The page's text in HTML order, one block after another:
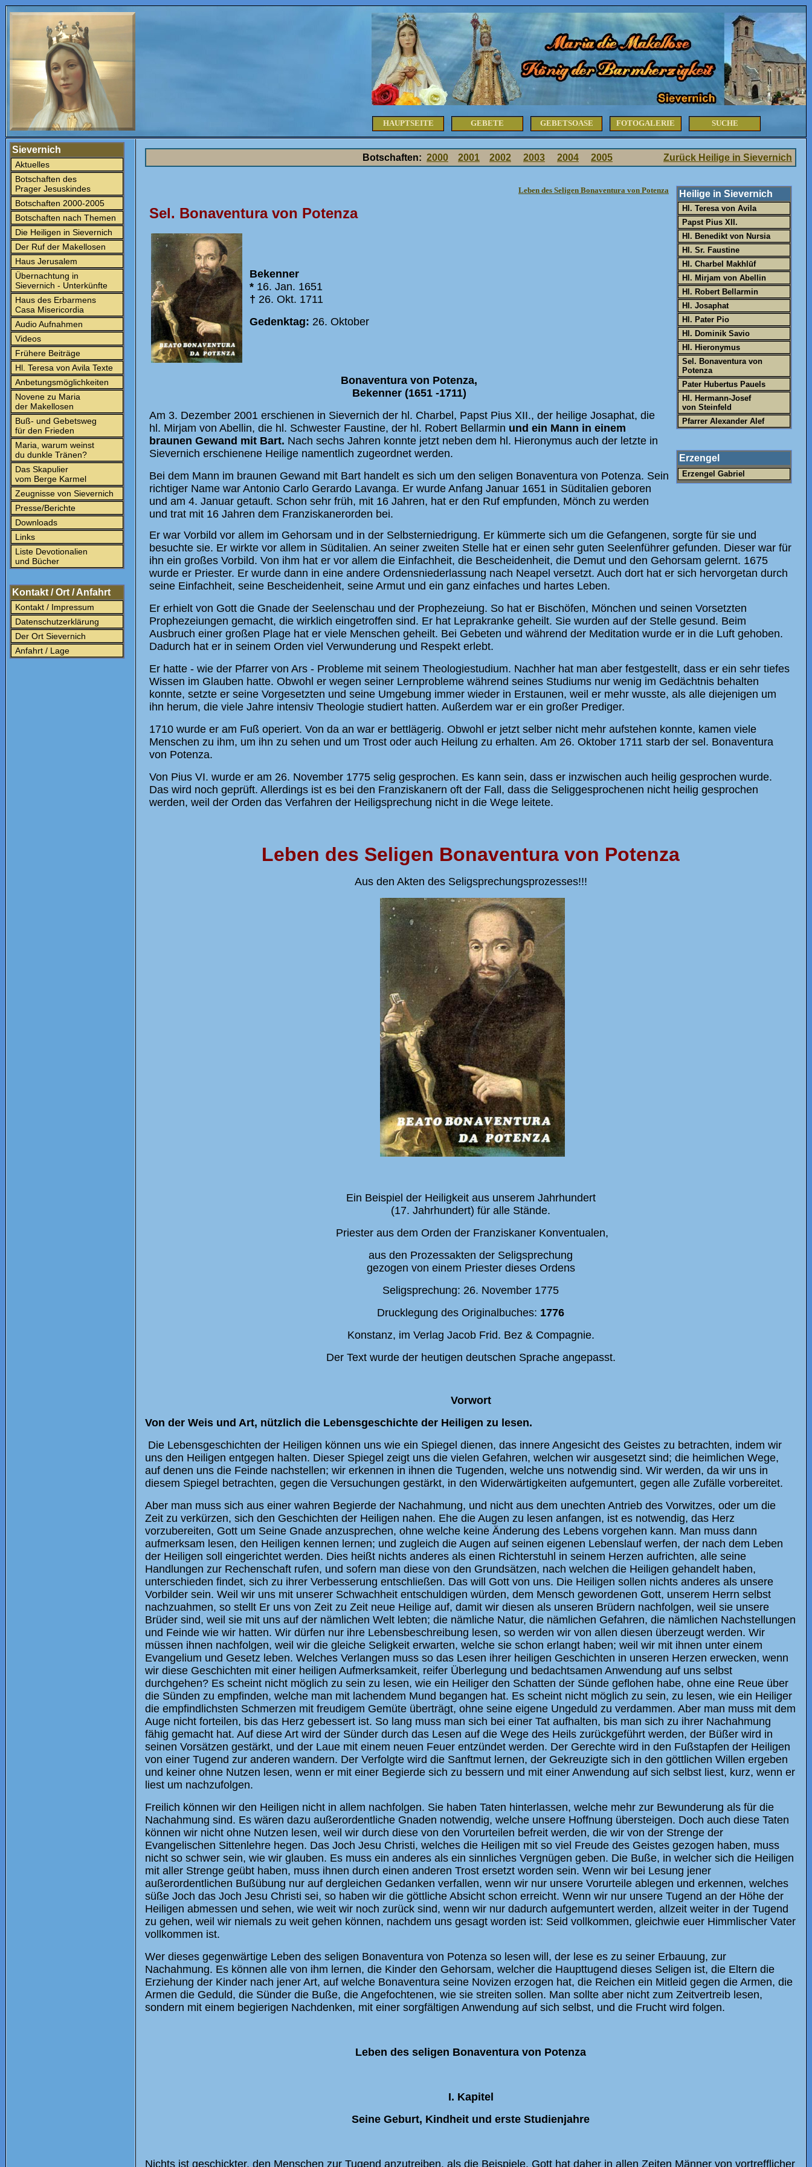
HAUPTSEITE GEBETE GEBETSOASE FOTOGALERIE SUCHE
Sievernich
Aktuelles
Botschaften des
Prager Jesuskindes
Botschaften 2000-2005
Botschaften nach Themen
Die Heiligen in Sievernich
Der Ruf der Makellosen
Haus Jerusalem
Übernachtung in
Sievernich - Unterkünfte
Haus des Erbarmens
Casa Misericordia
Audio Aufnahmen
Videos
Frühere Beiträge
Hl. Teresa von Avila Texte
Anbetungsmöglichkeiten
Novene zu Maria
der Makellosen
Buß- und Gebetsweg
für den Frieden
Maria, warum weinst
du dunkle Tränen?
Das Skapulier
vom Berge Karmel
Zeugnisse von Sievernich
Presse/Berichte
Downloads
Links
Liste Devotionalien
und Bücher
Kontakt / Ort / Anfahrt
Kontakt / Impressum
Datenschutzerklärung
Der Ort Sievernich
Anfahrt / Lage
Botschaften: 2000 2001 2002 2003 2004 2005 Zurück Heilige in Sievernich
Leben des Seligen Bonaventura von Potenza
Sel. Bonaventura von Potenza
Bekenner
* 16. Jan. 1651
† 26. Okt. 1711
Gedenktag: 26. Oktober
Bonaventura von Potenza,
Bekenner (1651 -1711)
Am 3. Dezember 2001 erschienen in Sievernich der hl. Charbel, Papst Pius XII., der heilige Josaphat, die
hl. Mirjam von Abellin, die hl. Schwester Faustine, der hl. Robert Bellarmin und ein Mann in einem
braunen Gewand mit Bart. Nach sechs Jahren konnte jetzt neben dem hl. Hieronymus auch der letzte in
Sievernich erschienene Heilige namentlich zugeordnet werden.
Bei dem Mann im braunen Gewand mit Bart handelt es sich um den seligen Bonaventura von Potenza. Sein
richtiger Name war Antonio Carlo Gerardo Lavanga. Er wurde Anfang Januar 1651 in Süditalien geboren
und am 4. Januar getauft. Schon sehr früh, mit 16 Jahren, hat er den Ruf empfunden, Mönch zu werden
und trat mit 16 Jahren dem Franziskanerorden bei.
Heilige in Sievernich
Hl. Teresa von Avila
Papst Pius XII.
Hl. Benedikt von Nursia
Hl. Sr. Faustine
Hl. Charbel Makhlūf
Hl. Mirjam von Abellin
Hl. Robert Bellarmin
Hl. Josaphat
Hl. Pater Pio
Hl. Dominik Savio
Hl. Hieronymus
Sel. Bonaventura von
Potenza
Pater Hubertus Pauels
Hl. Hermann-Josef
von Steinfeld
Pfarrer Alexander Alef
Erzengel
Erzengel Gabriel
Er war Vorbild vor allem im Gehorsam und in der Selbsterniedrigung. Er kümmerte sich um die Gefangenen, sorgte für sie und
besuchte sie. Er wirkte vor allem in Süditalien. An seiner zweiten Stelle hat er einen sehr guten Seelenführer gefunden. Dieser war für
ihn ein großes Vorbild. Von ihm hat er vor allem die Einfachheit, die Bescheidenheit, die Demut und den Gehorsam gelernt. 1675
wurde er Priester. Er wurde dann in eine andere Ordensniederlassung nach Neapel versetzt. Auch dort hat er sich hervorgetan durch
seine Einfachheit, seine Bescheidenheit, seine Armut und ein ganz einfaches und hartes Leben.
Er erhielt von Gott die Gnade der Seelenschau und der Prophezeiung. So hat er Bischöfen, Mönchen und seinen Vorsetzten
Prophezeiungen gemacht, die wirklich eingetroffen sind. Er hat Leprakranke geheilt. Sie wurden auf der Stelle gesund. Beim
Ausbruch einer großen Plage hat er viele Menschen geheilt. Bei Gebeten und während der Meditation wurde er in die Luft gehoben.
Dadurch hat er in seinem Orden viel Verwunderung und Respekt erlebt.
Er hatte - wie der Pfarrer von Ars - Probleme mit seinem Theologiestudium. Nachher hat man aber festgestellt, dass er ein sehr tiefes
Wissen im Glauben hatte. Obwohl er wegen seiner Lernprobleme während seines Studiums nur wenig im Gedächtnis behalten
konnte, setzte er seine Vorgesetzten und seine Umgebung immer wieder in Erstaunen, weil er mehr wusste, als alle diejenigen um
ihn herum, die viele Jahre intensiv Theologie studiert hatten. Außerdem war er ein großer Prediger.
1710 wurde er am Fuß operiert. Von da an war er bettlägerig. Obwohl er jetzt selber nicht mehr aufstehen konnte, kamen viele
Menschen zu ihm, um ihn zu sehen und um Trost oder auch Heilung zu erhalten. Am 26. Oktober 1711 starb der sel. Bonaventura
von Potenza.
Von Pius VI. wurde er am 26. November 1775 selig gesprochen. Es kann sein, dass er inzwischen auch heilig gesprochen wurde.
Das wird noch geprüft. Allerdings ist es bei den Franziskanern oft der Fall, dass die Seliggesprochenen nicht heilig gesprochen
werden, weil der Orden das Verfahren der Heiligsprechung nicht in die Wege leitete.
Leben des Seligen Bonaventura von Potenza
Aus den Akten des Seligsprechungsprozesses!!!
Ein Beispiel der Heiligkeit aus unserem Jahrhundert
(17. Jahrhundert) für alle Stände.
Priester aus dem Orden der Franziskaner Konventualen,
aus den Prozessakten der Seligsprechung
gezogen von einem Priester dieses Ordens
Seligsprechung: 26. November 1775
Drucklegung des Originalbuches: 1776
Konstanz, im Verlag Jacob Frid. Bez & Compagnie.
Der Text wurde der heutigen deutschen Sprache angepasst.
Vorwort
Von der Weis und Art, nützlich die Lebensgeschichte der Heiligen zu lesen.
Die Lebensgeschichten der Heiligen können uns wie ein Spiegel dienen, das innere Angesicht des Geistes zu betrachten, indem wir
uns den Heiligen entgegen halten. Dieser Spiegel zeigt uns die vielen Gefahren, welchen wir ausgesetzt sind; die heimlichen Wege,
auf denen uns die Feinde nachstellen; wir erkennen in ihnen die Tugenden, welche uns notwendig sind. Wir werden, da wir uns in
diesem Spiegel betrachten, gegen die Versuchungen gestärkt, in den Widerwärtigkeiten aufgemuntert, gegen alle Zufälle vorbereitet.
Aber man muss sich aus einer wahren Begierde der Nachahmung, und nicht aus dem unechten Antrieb des Vorwitzes, oder um die
Zeit zu verkürzen, sich den Geschichten der Heiligen nahen. Ehe die Augen zu lesen anfangen, ist es notwendig, das Herz
vorzubereiten, Gott um Seine Gnade anzusprechen, ohne welche keine Änderung des Lebens vorgehen kann. Man muss dann
aufmerksam lesen, den Heiligen kennen lernen; und zugleich die Augen auf seinen eigenen Lebenslauf werfen, der nach dem Leben
der Heiligen soll eingerichtet werden. Dies heißt nichts anderes als einen Richterstuhl in seinem Herzen aufrichten, alle seine
Handlungen zur Rechenschaft rufen, und sofern man diese von den Grundsätzen, nach welchen die Heiligen gehandelt haben,
unterschieden findet, sich zu ihrer Verbesserung entschließen. Das will Gott von uns. Die Heiligen sollen nichts anderes als unsere
Vorbilder sein. Weil wir uns mit unserer Schwachheit entschuldigen würden, dem Mensch gewordenen Gott, unserem Herrn selbst
nachzuahmen, so stellt Er uns von Zeit zu Zeit neue Heilige auf, damit wir diesen als unseren Brüdern nachfolgen, weil sie unsere
Brüder sind, weil sie mit uns auf der nämlichen Welt lebten; die nämliche Natur, die nämlichen Gefahren, die nämlichen Nachstellungen
und Feinde wie wir hatten. Wir dürfen nur ihre Lebensbeschreibung lesen, so werden wir von allen diesen überzeugt werden. Wir
müssen ihnen nachfolgen, weil wir die gleiche Seligkeit erwarten, welche sie schon erlangt haben; weil wir mit ihnen unter einem
Evangelium und Gesetz leben. Welches Verlangen muss so das Lesen ihrer heiligen Geschichten in unseren Herzen erwecken, wenn
wir diese Geschichten mit einer heiligen Aufmerksamkeit, reifer Überlegung und bedachtsamen Anwendung auf uns selbst
durchgehen? Es scheint nicht möglich zu sein zu lesen, wie ein Heiliger den Schatten der Sünde geflohen habe, ohne eine Reue über
die Sünden zu empfinden, welche man mit lachendem Mund begangen hat. Es scheint nicht möglich zu sein, zu lesen, wie ein Heiliger
die empfindlichsten Schmerzen mit freudigem Gemüte überträgt, ohne seine eigene Ungeduld zu verdammen. Aber man muss mit dem
Auge nicht forteilen, bis das Herz gebessert ist. So lang muss man sich bei einer Tat aufhalten, bis man sich zu ihrer Nachahmung
fähig gemacht hat. Auf diese Art wird der Sünder durch das Lesen auf die Wege des Heils zurückgeführt werden, der Büßer wird in
seinen Vorsätzen gestärkt, und der Laue mit einem neuen Feuer entzündet werden. Der Gerechte wird in den Fußstapfen der Heiligen
von einer Tugend zur anderen wandern. Der Verfolgte wird die Sanftmut lernen, der Gekreuzigte sich in den göttlichen Willen ergeben
und keiner ohne Nutzen lesen, wenn er mit einer Begierde sich zu bessern und mit einer Anwendung auf sich selbst liest, kurz, wenn er
liest um nachzufolgen.
Freilich können wir den Heiligen nicht in allem nachfolgen. Sie haben Taten hinterlassen, welche mehr zur Bewunderung als für die
Nachahmung sind. Es wären dazu außerordentliche Gnaden notwendig, welche unsere Hoffnung übersteigen. Doch auch diese Taten
können wir nicht ohne Nutzen lesen, weil wir durch diese von den Vorurteilen befreit werden, die wir von der Strenge der
Evangelischen Sittenlehre hegen. Das Joch Jesu Christi, welches die Heiligen mit so viel Freude des Geistes gezogen haben, muss
nicht so schwer sein, wie wir glauben. Es muss ein anderes als ein sinnliches Vergnügen geben. Die Buße, in welcher sich die Heiligen
mit aller Strenge geübt haben, muss ihnen durch einen anderen Trost ersetzt worden sein. Wenn wir bei Lesung jener
außerordentlichen Bußübung nur auf dergleichen Gedanken verfallen, wenn wir nur unsere Vorurteile ablegen und erkennen, welches
süße Joch das Joch Jesu Christi sei, so haben wir die göttliche Absicht schon erreicht. Wenn wir nur unsere Tugend an der Höhe der
Heiligen abmessen und sehen, wie weit wir noch zurück sind, wenn wir nur dadurch aufgemuntert werden, allzeit weiter in der Tugend
zu gehen, weil wir niemals zu weit gehen können, nachdem uns gesagt worden ist: Seid vollkommen, gleichwie euer Himmlischer Vater
vollkommen ist.
Wer dieses gegenwärtige Leben des seligen Bonaventura von Potenza so lesen will, der lese es zu seiner Erbauung, zur
Nachahmung. Es können alle von ihm lernen, die Kinder den Gehorsam, welcher die Haupttugend dieses Seligen ist, die Eltern die
Erziehung der Kinder nach jener Art, auf welche Bonaventura seine Novizen erzogen hat, die Reichen ein Mitleid gegen die Armen, die
Armen die Geduld, die Sünder die Buße, die Angefochtenen, wie sie streiten sollen. Man sollte aber nicht zum Zeitvertreib lesen,
sondern mit einem begierigen Nachdenken, mit einer sorgfältigen Anwendung auf sich selbst, und die Frucht wird folgen.
Leben des seligen Bonaventura von Potenza
I. Kapitel
Seine Geburt, Kindheit und erste Studienjahre
Nichts ist geschickter, den Menschen zur Tugend anzutreiben, als die Beispiele. Gott hat daher in allen Zeiten Männer von vortrefflicher